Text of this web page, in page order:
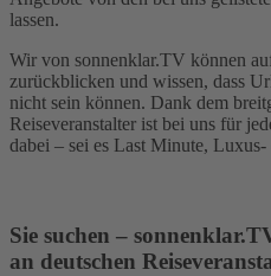
lassen.
Wir von sonnenklar.TV können
zurückblicken und wissen, dass
nicht sein können. Dank dem
Reiseveranstalter ist bei uns für
dabei – sei es Last Minute, Luxus-
Sie suchen –
an deutschen